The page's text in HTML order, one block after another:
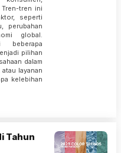
tren ini
seperti
perubahan
global.
beberapa
pilihan
dalam
layanan
kelebihan
Tahun